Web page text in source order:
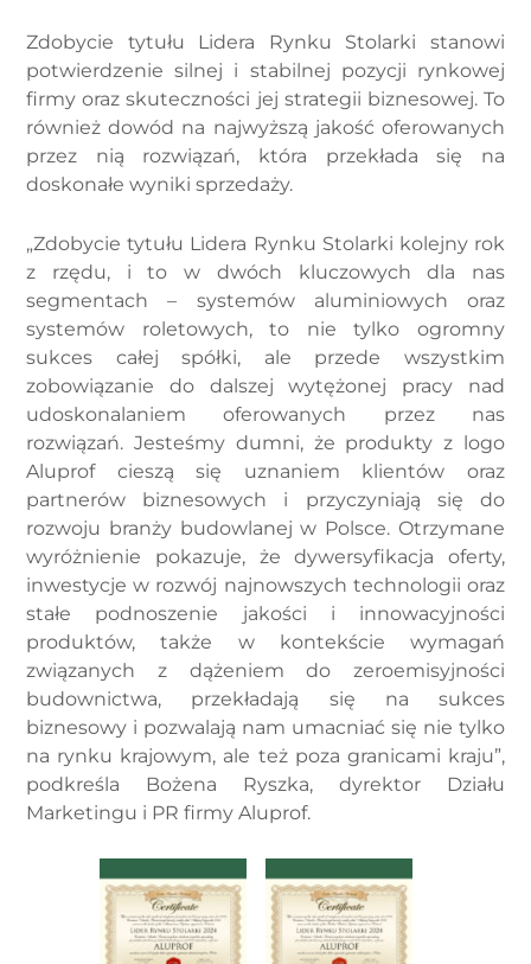
Zdobycie tytułu Lidera Rynku Stolarki stanowi
potwierdzenie silnej i stabilnej pozycji rynkowej
firmy oraz skuteczności jej strategii biznesowej. To
również dowód na najwyższą jakość oferowanych
przez nią rozwiązań, która przekłada się na
doskonałe wyniki sprzedaży.
„Zdobycie tytułu Lidera Rynku Stolarki kolejny rok
z rzędu, i to w dwóch kluczowych dla nas
segmentach – systemów aluminiowych oraz
systemów roletowych, to nie tylko ogromny
sukces całej spółki, ale przede wszystkim
zobowiązanie do dalszej wytężonej pracy nad
udoskonalaniem oferowanych przez nas
rozwiązań. Jesteśmy dumni, że produkty z logo
Aluprof cieszą się uznaniem klientów oraz
partnerów biznesowych i przyczyniają się do
rozwoju branży budowlanej w Polsce. Otrzymane
wyróżnienie pokazuje, że dywersyfikacja oferty,
inwestycje w rozwój najnowszych technologii oraz
stałe podnoszenie jakości i innowacyjności
produktów, także w kontekście wymagań
związanych z dążeniem do zeroemisyjności
budownictwa, przekładają się na sukces
biznesowy i pozwalają nam umacniać się nie tylko
na rynku krajowym, ale też poza granicami kraju”,
podkreśla Bożena Ryszka, dyrektor Działu
Marketingu i PR firmy Aluprof.